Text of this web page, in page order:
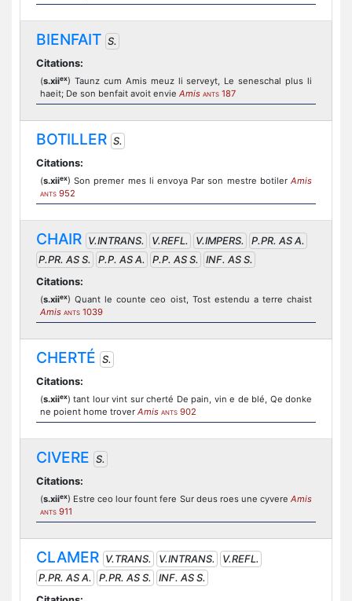
BIENFAIT S.
Citations:
(s.xiiex) Taunz cum Amis meuz li serveyt, Le seneschal plus li
haeit; De son benfait avoit envie Amis ANTS 187
BOTILLER S.
Citations:
(s.xiiex) Son premer mes li envoya Par son mestre botiler Amis
ANTS 952
CHAIR V.INTRANS. V.REFL. V.IMPERS.
P.PR. AS A.
P.PR. AS S.
P.P. AS A. P.P. AS S.
INF. AS S.
Citations:
(s.xiiex) Quant le counte ceo oist, Tost estendu a terre chaist
Amis ANTS 1039
CHERTÉ S.
Citations:
(s.xiiex) tant lour vint sur cherté De pain, vin e de blé, Qe donke
ne poient home trover Amis ANTS 902
CIVERE S.
Citations:
(s.xiiex) Estre ceo lour fount fere Sur deus roes une cyvere Amis
ANTS 911
CLAMER V.TRANS. V.INTRANS.
V.REFL.
P.PR. AS A.
P.PR. AS S.
INF. AS S.